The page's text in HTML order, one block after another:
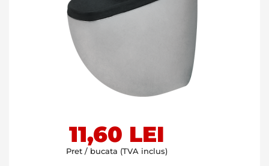
11,60 LEI
Pret / bucata (TVA inclus)